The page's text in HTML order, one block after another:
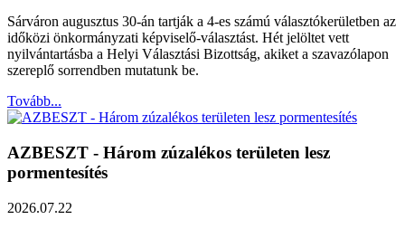
Sárváron augusztus 30-án tartják a 4-es számú választókerületben az
időközi önkormányzati képviselő-választást. Hét jelöltet vett
nyilvántartásba a Helyi Választási Bizottság, akiket a szavazólapon
szereplő sorrendben mutatunk be.
Tovább...
AZBESZT - Három zúzalékos területen lesz
pormentesítés
2026.07.22